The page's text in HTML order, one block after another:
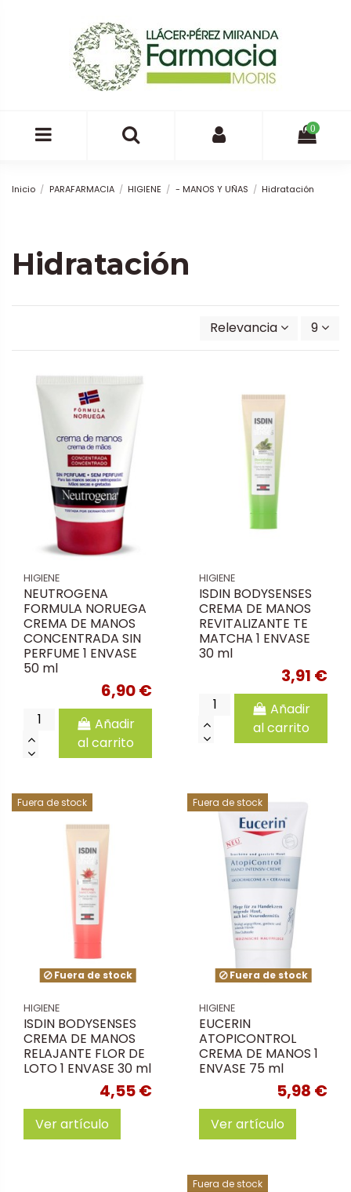
0
Inicio PARAFARMACIA HIGIENE - MANOS Y UÑAS Hidratación
Hidratación
Relevancia 9
HIGIENE
NEUTROGENA
FORMULA NORUEGA
CREMA DE MANOS
CONCENTRADA SIN
PERFUME 1 ENVASE
50 ml
6,90 €
Añadir
al carrito
HIGIENE
ISDIN BODYSENSES
CREMA DE MANOS
REVITALIZANTE TE
MATCHA 1 ENVASE
30 ml
3,91 €
Añadir
al carrito
Fuera de stock
Fuera de stock
HIGIENE
ISDIN BODYSENSES
CREMA DE MANOS
RELAJANTE FLOR DE
LOTO 1 ENVASE 30 ml
4,55 €
Ver artículo
Fuera de stock
Fuera de stock
HIGIENE
EUCERIN
ATOPICONTROL
CREMA DE MANOS 1
ENVASE 75 ml
5,98 €
Ver artículo
Fuera de stock